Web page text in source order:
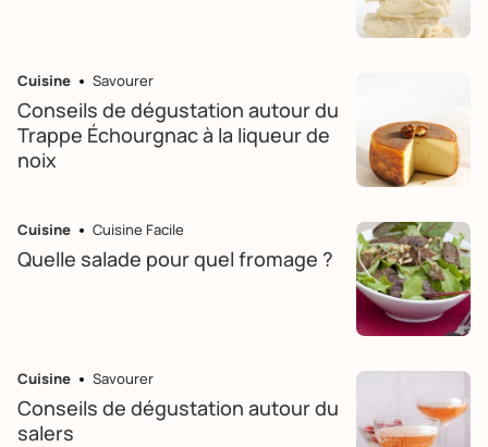
Cuisine Savourer
Conseils de dégustation autour du
Trappe Échourgnac à la liqueur de
noix
Cuisine Cuisine Facile
Quelle salade pour quel fromage ?
Cuisine Savourer
Conseils de dégustation autour du
salers